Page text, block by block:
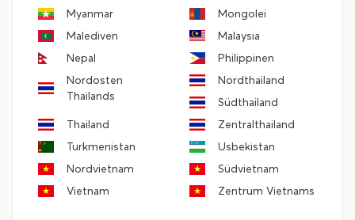
Myanmar
Mongolei
Malediven
Malaysia
Nepal
Philippinen
Nordosten
Thailands
Nordthailand
Südthailand
Thailand
Zentralthailand
Turkmenistan
Usbekistan
Nordvietnam
Südvietnam
Vietnam
Zentrum Vietnams